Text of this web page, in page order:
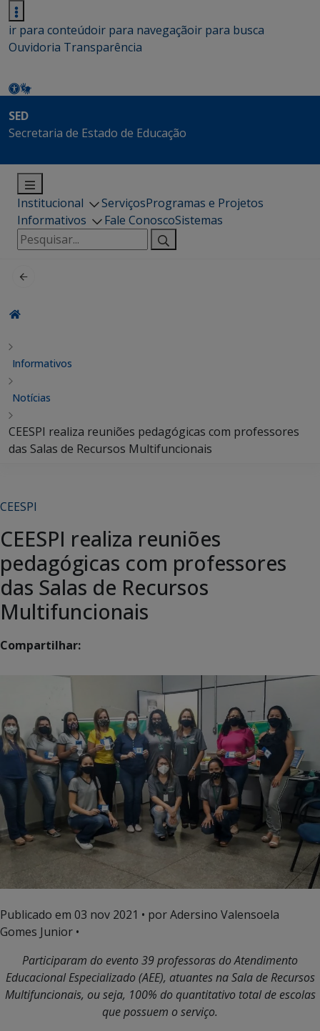
ir para conteúdoir para navegaçãoir para busca
Ouvidoria Transparência
SED
Secretaria de Estado de Educação
Institucional ServiçosProgramas e Projetos
Informativos
Fale ConoscoSistemas
Pesquisar
por:
Informativos
Notícias
CEESPI realiza reuniões pedagógicas com professores
das Salas de Recursos Multifuncionais
CEESPI
CEESPI realiza reuniões
pedagógicas com professores
das Salas de Recursos
Multifuncionais
Compartilhar:
Publicado em 03 nov 2021 • por Adersino Valensoela
Gomes Junior •
Participaram do evento 39 professoras do Atendimento
Educacional Especializado (AEE), atuantes na Sala de Recursos
Multifuncionais, ou seja, 100% do quantitativo total de escolas
que possuem o serviço.